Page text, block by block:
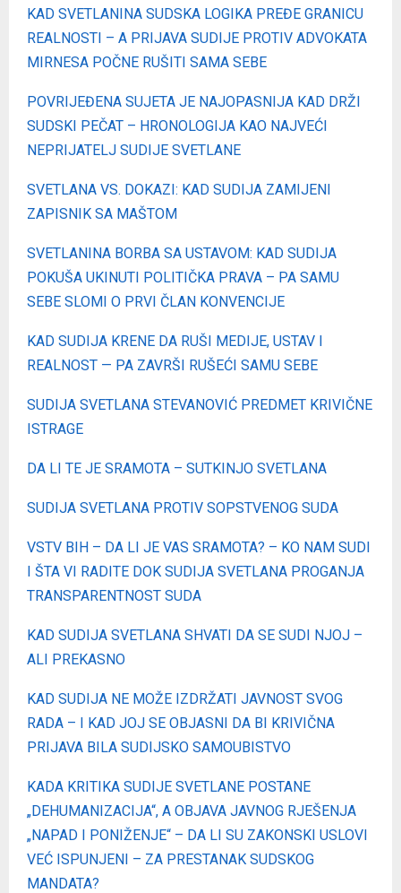
KAD SVETLANINA SUDSKA LOGIKA PREĐE GRANICU
REALNOSTI – A PRIJAVA SUDIJE PROTIV ADVOKATA
MIRNESA POČNE RUŠITI SAMA SEBE
POVRIJEĐENA SUJETA JE NAJOPASNIJA KAD DRŽI
SUDSKI PEČAT – HRONOLOGIJA KAO NAJVEĆI
NEPRIJATELJ SUDIJE SVETLANE
SVETLANA VS. DOKAZI: KAD SUDIJA ZAMIJENI
ZAPISNIK SA MAŠTOM
SVETLANINA BORBA SA USTAVOM: KAD SUDIJA
POKUŠA UKINUTI POLITIČKA PRAVA – PA SAMU
SEBE SLOMI O PRVI ČLAN KONVENCIJE
KAD SUDIJA KRENE DA RUŠI MEDIJE, USTAV I
REALNOST — PA ZAVRŠI RUŠEĆI SAMU SEBE
SUDIJA SVETLANA STEVANOVIĆ PREDMET KRIVIČNE
ISTRAGE
DA LI TE JE SRAMOTA – SUTKINJO SVETLANA
SUDIJA SVETLANA PROTIV SOPSTVENOG SUDA
VSTV BIH – DA LI JE VAS SRAMOTA? – KO NAM SUDI
I ŠTA VI RADITE DOK SUDIJA SVETLANA PROGANJA
TRANSPARENTNOST SUDA
KAD SUDIJA SVETLANA SHVATI DA SE SUDI NJOJ –
ALI PREKASNO
KAD SUDIJA NE MOŽE IZDRŽATI JAVNOST SVOG
RADA – I KAD JOJ SE OBJASNI DA BI KRIVIČNA
PRIJAVA BILA SUDIJSKO SAMOUBISTVO
KADA KRITIKA SUDIJE SVETLANE POSTANE
„DEHUMANIZACIJA“, A OBJAVA JAVNOG RJEŠENJA
„NAPAD I PONIŽENJE“ – DA LI SU ZAKONSKI USLOVI
VEĆ ISPUNJENI – ZA PRESTANAK SUDSKOG
MANDATA?